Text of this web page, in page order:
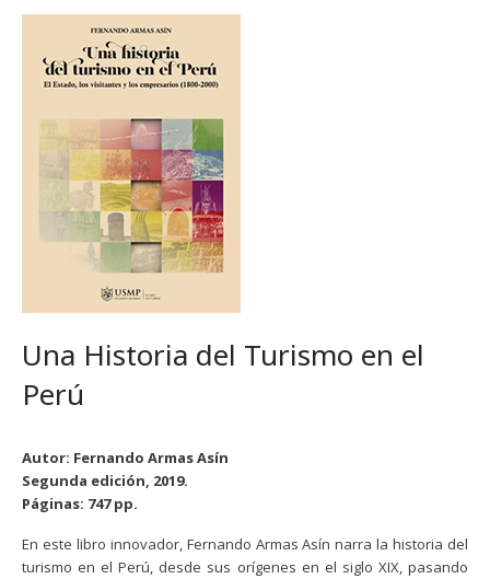
Una Historia del Turismo en el
Perú
Autor: Fernando Armas Asín
Segunda edición, 2019.
Páginas: 747 pp.
En este libro innovador, Fernando Armas Asín narra la historia del
turismo en el Perú, desde sus orígenes en el siglo XIX, pasando